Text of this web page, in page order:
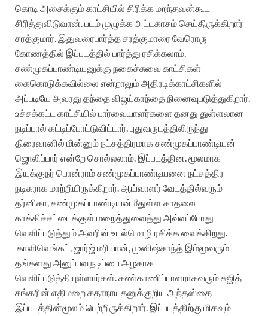
கொடி அசைக்கும் காட்சியில் சிரிக்க மறந்தவன்கூட
சிரித்துவிடுவான். படம் முழுக்க அட்டகாசம் செய்திருக்கிறார்
சரத்குமார். இதுவரைபார்த்த சரத்குமாரை வேரொரு
கோணத்தில் இப்படத்தில் பார்த்து ரசிக்கலாம்.
சண்முகப்பாண்டியனுக்கு நகைச்சுவை காட்சிகள்
கைகொடுக்கவில்லை என்றாலும் அதிரடிக்காட்சிகளில்
அப்படியே அவரது தந்தை விஜய்காந்தை நினைவுபடுத்துகிறார்.
உச்சக்கட்ட காட்சியில் பார்வையாளர்களை தனது துள்ளலான
நடிப்பால் கட்டிப்போட்டுவிட்டார். புதுவருடத்திலிருந்து
திரைவானில் மின்னும் நட்சத்திரமாக சண்முகப்பாண்டியன்
ஜொலிப்பார் என்றே சொல்லலாம். இப்படத்தின. மூலமாக
இயக்குநர் பொன்ராம் சண்முகப்பாண்டியனை நட்சத்திர
நடிகராக மாற்றியிருக்கிறார். ஆய்வாளர் வேடத்தில்வரும்
தர்னிகா, சண்முகப்பாண்டியன்மீதுள்ள காதலை
காக்கிச்சட்டைக்குள் மறைத்துவைத்து அவ்வப்போது
வெளிப்படுத்தும் அவரின் உடல்மொழி ரசிக்க வைக்கிறது.
காளிவெங்கட், ஜார்ஜ் மரியான், முனிஷ்காந்த் இம்மூவரும்
தங்களது அனுப்பவ நடிப்பை அழகாக
வெளிப்படுத்தியுள்ளார்கள். கண்காணிப்பாளராகவரும் சுஜித்
சங்கரின் எதிமறை கதாநாயகனுக்குறிய அந்தஸ்தை
இப்படத்தின்மூலம் பெற்றிருக்கிறார். இப்படத்திற்கு மிகவும்